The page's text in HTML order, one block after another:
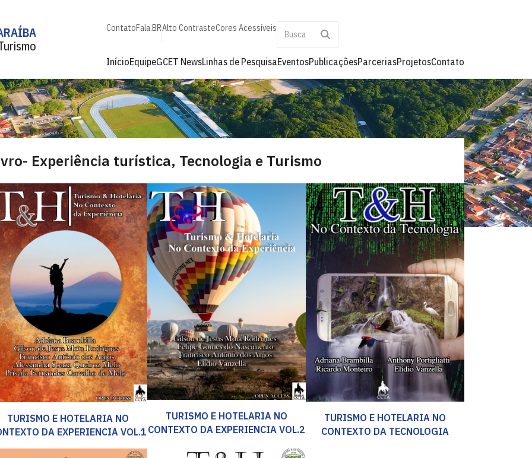
ContatoFala.BRAlto ContrasteCores Acessíveis
InícioEquipeGCET NewsLinhas de PesquisaEventosPublicaçõesParceriasProjetosContato
Experiência turística, Tecnologia e Turismo
TURISMO E HOTELARIA NO
DA EXPERIENCIA VOL.1
TURISMO E HOTELARIA NO
CONTEXTO DA EXPERIENCIA VOL.2
TURISMO E HOTELARIA NO
CONTEXTO DA TECNOLOGIA